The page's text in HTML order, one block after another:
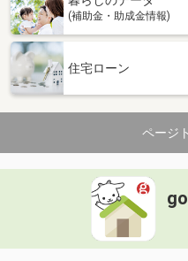
神奈川県横浜市港北区日吉
住 所
神
専有面積
間取り
1K
神奈川県横浜市港北区日吉
価 格
住 所
神
専有面積
(補助金・助成金情報)
住宅ローン
ページ